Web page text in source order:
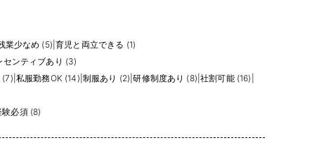
業少なめ (5) |育児と両立できる (1)
センティブあり (3)
(7) 私服勤務OK (14) 制服あり (2) |研修制度あり (8) |社割可能 (16)
験必須 (8)